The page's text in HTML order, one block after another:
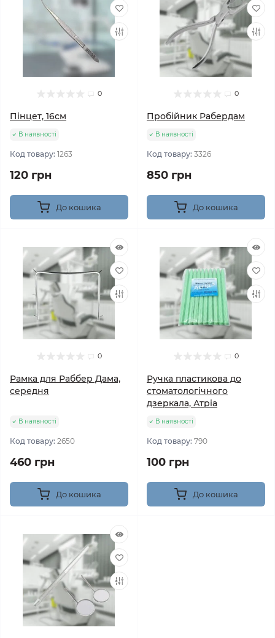
0
Пінцет, 16см
В наявності
Код товару: 1263
120 грн
До кошика
0
Пробійник Рабердам
В наявності
Код товару: 3326
850 грн
До кошика
0
Рамка для Раббер Дама,
середня
В наявності
Код товару: 2650
460 грн
До кошика
0
Ручка пластикова до
стоматологічного
дзеркала, Атріа
В наявності
Код товару: 790
100 грн
До кошика